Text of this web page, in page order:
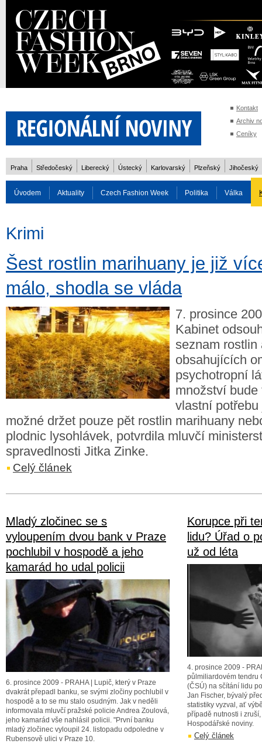
Kontakt
Archiv
Ceníky
Praha Středočeský Liberecký Ústecký Karlovarský Plzeňský Jihočeský
Úvodem Aktuality Czech Fashion Week Politika Válka
Rozhovory
Krimi
Šest rostlin marihuany je již
málo, shodla se vláda
7. prosince
Kabinet
seznam rostlin
obsahujících
psychotropní
množství bude
vlastní
možné držet pouze pět rostlin marihuany
plodnic lysohlávek, potvrdila mluvčí
spravedlnosti Jitka Zinke.
Celý článek
Mladý zločinec se s
vyloupením dvou bank v Praze
pochlubil v hospodě a jeho
kamarád ho udal policii
6. prosince 2009 - PRAHA | Lupič, který v Praze
dvakrát přepadl banku, se svými zločiny pochlubil v
hospodě a to se mu stalo osudným. Jak v neděli
informovala mluvčí pražské policie Andrea Zoulová,
jeho kamarád vše nahlásil policii. "První banku
mladý zločinec vyloupil 24. listopadu odpoledne v
Rubensově ulici v Praze 10.
Korupce při
lidu? Úřad o
už od léta
4. prosince 2009 -
půlmiliardovém tendru
(ČSÚ) na sčítání lidu
Jan Fischer, bývalý
statistiky vyzval, ať
případě nutnosti i
Hospodářské noviny.
Celý článek